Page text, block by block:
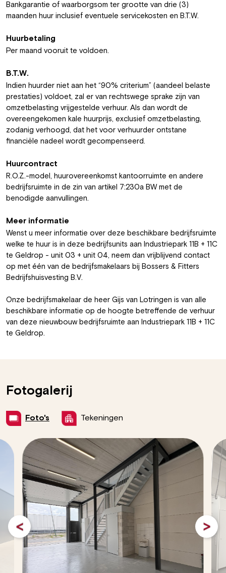
Bankgarantie of waarborgsom ter grootte van drie (3)
maanden huur inclusief eventuele servicekosten en B.T.W.
Huurbetaling
Per maand vooruit te voldoen.
B.T.W.
Indien huurder niet aan het “90% criterium” (aandeel belaste
prestaties) voldoet, zal er van rechtswege sprake zijn van
omzetbelasting vrijgestelde verhuur. Als dan wordt de
overeengekomen kale huurprijs, exclusief omzetbelasting,
zodanig verhoogd, dat het voor verhuurder ontstane
financiële nadeel wordt gecompenseerd.
Huurcontract
R.O.Z.-model, huurovereenkomst kantoorruimte en andere
bedrijfsruimte in de zin van artikel 7:230a BW met de
benodigde aanvullingen.
Meer informatie
Wenst u meer informatie over deze beschikbare bedrijfsruimte
welke te huur is in deze bedrijfsunits aan Industriepark 11B + 11C
te Geldrop - unit 03 + unit 04, neem dan vrijblijvend contact
op met één van de bedrijfsmakelaars bij Bossers & Fitters
Bedrijfshuisvesting B.V.
Onze bedrijfsmakelaar de heer Gijs van Lotringen is van alle
beschikbare informatie op de hoogte betreffende de verhuur
van deze nieuwbouw bedrijfsruimte aan Industriepark 11B + 11C
te Geldrop.
Fotogalerij
Foto's Tekeningen